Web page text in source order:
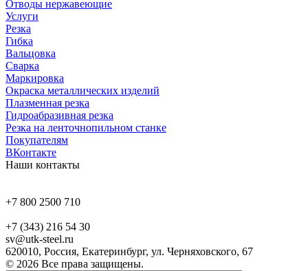
Отводы нержавеющие
Услуги
Резка
Гибка
Вальцовка
Сварка
Маркировка
Окраска металлических изделий
Плазменная резка
Гидроабразивная резка
Резка на ленточнопильном станке
Покупателям
ВКонтакте
Наши контакты
+7 800 2500 710
+7 (343) 216 54 30
sv@utk-steel.ru
620010, Россия, Екатеринбург, ул. Черняховского, 67
© 2026 Все права защищены.